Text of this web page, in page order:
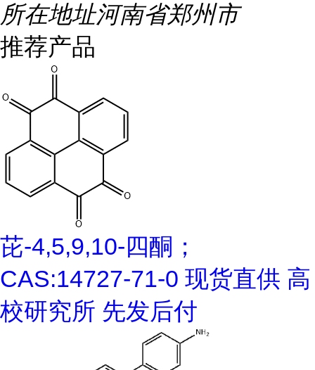
所在地址河南省郑州市
推荐产品
芘-4,5,9,10-四酮；
CAS:14727-71-0 现货直供 高
校研究所 先发后付